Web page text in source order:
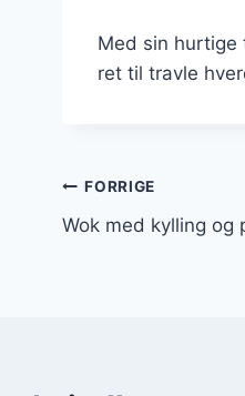
Med sin hurtige
ret til travle
FORRIGE
Wok med kylling